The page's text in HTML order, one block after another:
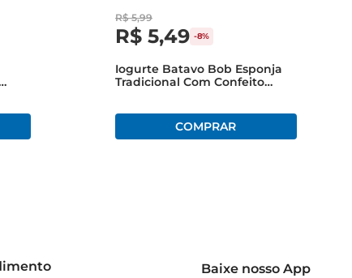
R$ 5,99
R$ 5,49 -8%
Iogurte Batavo Bob Esponja
Tradicional Com Confeito
Baixe nosso App